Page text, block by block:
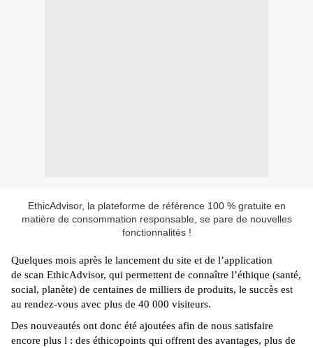
EthicAdvisor, la plateforme de référence 100 % gratuite en
matière de consommation responsable, se pare de nouvelles
fonctionnalités !
Quelques mois après le lancement du site et de l’application
de scan EthicAdvisor, qui permettent de connaître l’éthique (santé,
social, planète) de centaines de milliers de produits, le succès est
au rendez-vous avec plus de 40 000 visiteurs.
Des nouveautés ont donc été ajoutées afin de nous satisfaire
encore plus l : des éthicopoints qui offrent des avantages, plus de